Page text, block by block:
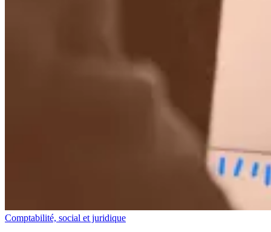
Comptabilité, social et juridique